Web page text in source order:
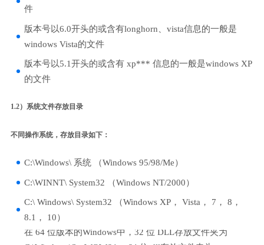
件
版本号以6.0开头的或含有longhorn、vista信息的一般是
windows Vista的文件
版本号以5.1开头的或含有 xp*** 信息的一般是windows XP
的文件
1.2）系统文件存放目录
不同操作系统，存放目录如下：
C:\Windows\ 系统 （Windows 95/98/Me）
C:\WINNT\ System32 （Windows NT/2000）
C:\ Windows\ System32 （Windows XP， Vista， 7， 8，
8.1， 10）
在 64 位版本的Windows中，32 位 DLL存放文件夹为